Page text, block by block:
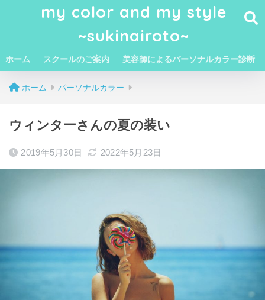
my color and my style
~sukinairoto~
ホーム スクールのご案内 美容師によるパーソナルカラー診断
ホーム パーソナルカラー
ウィンターさんの夏の装い
2019年5月30日 2022年5月23日